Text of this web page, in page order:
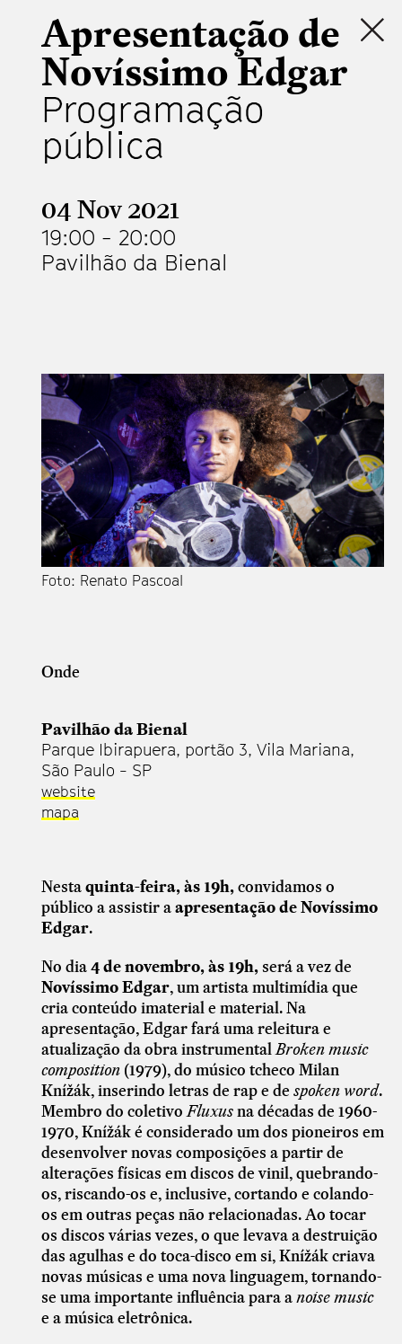
Apresentação de
Novíssimo Edgar
Programação
pública
04 Nov 2021
19:00 - 20:00
Pavilhão da Bienal
Foto: Renato Pascoal
Onde
Pavilhão da Bienal
Parque Ibirapuera, portão 3, Vila Mariana,
São Paulo - SP
website
mapa
Nestaquinta-feira, às 19h,convidamos o
público a assistir aapresentação de Novíssimo
Edgar.
No dia4 de novembro, às 19h,será a vez de
Novíssimo Edgar, um artista multimídia que
cria conteúdo imaterial e material. Na
apresentação, Edgar fará uma releitura e
atualização da obra instrumentalBroken music
composition (1979), do músico tcheco Milan
Knížák, inserindo letras de rap e de spoken word.
Membro do coletivoFluxusna décadas de 1960-
1970, Knížák é considerado um dos pioneiros em
desenvolver novas composições a partir de
alterações físicas em discos de vinil, quebrando-
os, riscando-os e, inclusive, cortando e colando-
os em outras peças não relacionadas. Ao tocar
os discos várias vezes, o que levava a destruição
das agulhas e do toca-disco em si, Knížák criava
novas músicas e uma nova linguagem, tornando-
se uma importante influência para anoise music
e a música eletrônica.